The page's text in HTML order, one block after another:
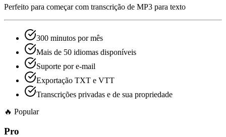
Perfeito para começar com transcrição de MP3 para texto
300 minutos por mês
Mais de 50 idiomas disponíveis
Suporte por e-mail
Exportação TXT e VTT
Transcrições privadas e de sua propriedade
🔥 Popular
Pro